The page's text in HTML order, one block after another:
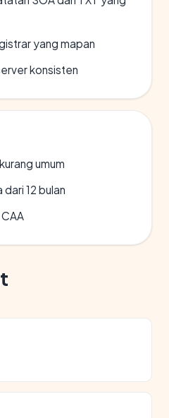
yang mapan
konsisten
umum
12 bulan